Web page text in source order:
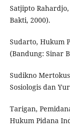
Satjipto
Bakti, 2000).
Sudarto, Hukum
(Bandung: Sinar
Sudikno
Sosiologis dan
Tarigan,
Hukum Pidana